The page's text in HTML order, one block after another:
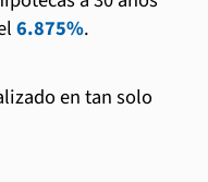
6.875%.
en tan solo